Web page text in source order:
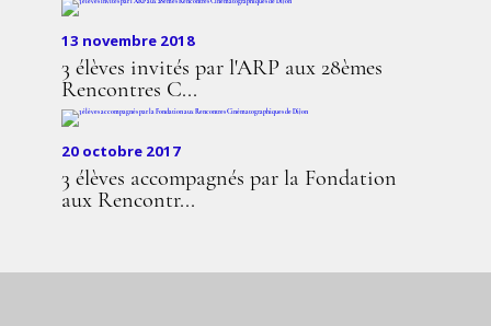
13 novembre 2018
3 élèves invités par l'ARP aux 28èmes
Rencontres C...
20 octobre 2017
3 élèves accompagnés par la Fondation
aux Rencontr...